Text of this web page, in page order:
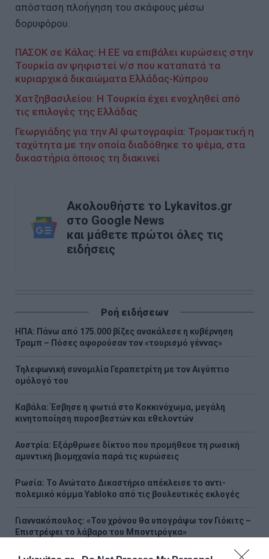
απόσταση πλοήγηση του σκάφους μέσω
δορυφόρου.
ΠΑΣΟΚ σε Κάλας: Η ΕΕ να επιβάλει κυρώσεις στην
Τουρκία αν ψηφιστεί ν/σ που καταπατά τα
κυριαρχικά δικαιώματα Ελλάδας-Κύπρου
Χατζηβασιλείου: Η Τουρκία έχει ενοχληθεί από
τις επιλογές της Ελλάδας
Γεωργιάδης για την AI φωτογραφία: Τρομακτική η
ταχύτητα με την οποία διαδόθηκε το ψέμα, στα
δικαστήρια όποιος τη διακινεί
Ακολουθήστε το Lykavitos.gr
στο Google News
και μάθετε πρώτοι όλες τις
ειδήσεις
Ροή ειδήσεων
ΗΠΑ: Πάνω από 175.000 βίζες ανακάλεσε η κυβέρνηση
Τραμπ – Πόσες αφορούσαν τον «τουρισμό γέννας»
Τηλεφωνική συνομιλία Γεραπετρίτη με τον Αιγύπτιο
ομόλογό του
Καβάλα: Έσβησε η φωτιά στο Κοκκινόχωμα, μεγάλη
κινητοποίηση πυροσβεστών και εθελοντών
Αυστρία: Εξάρθρωσε δίκτυο που προμήθευε τη ρωσική
αμυντική βιομηχανία παρά τις κυρώσεις
Ρωσία: Το Ανώτατο Δικαστήριο απέκλεισε το αντι-
πολεμικό κόμμα Yabloko από τις βουλευτικές εκλογές
Γιαννακόπουλος: «Του χρόνου θα υπογράψω τον Γιόκιτς –
Επιστρέφει το λάβαρο του Μποντιρόγκα»